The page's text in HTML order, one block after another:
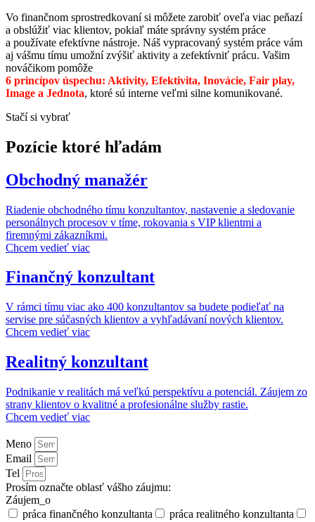
Vo finančnom sprostredkovaní si môžete zarobiť oveľa viac peňazí
a obslúžiť viac klientov, pokiaľ máte správny systém práce
a používate efektívne nástroje. Náš vypracovaný systém práce vám
aj vášmu tímu umožní zvýšiť aktivity a zefektívniť prácu. Vašim
nováčikom pomôže
6 princípov úspechu: Aktivity, Efektivita, Inovácie, Fair play,
Image a Jednota, ktoré sú interne veľmi silne komunikované.
Stačí si vybrať
Pozície ktoré hľadám
Obchodný manažér
Riadenie obchodného tímu konzultantov, nastavenie a sledovanie
personálnych procesov v tíme, rokovania s VIP klientmi a
firemnými zákazníkmi.
Chcem vedieť viac
Finančný konzultant
V rámci tímu viac ako 400 konzultantov sa budete podieľať na
servise pre súčasných klientov a vyhľadávaní nových klientov.
Chcem vedieť viac
Realitný konzultant
Podnikanie v realitách má veľkú perspektívu a potenciál. Záujem zo
strany klientov o kvalitné a profesionálne služby rastie.
Chcem vedieť viac
Meno
Email
Tel
Prosím označte oblasť vášho záujmu:
Záujem_o
práca finančného konzultanta
práca realitného konzultanta